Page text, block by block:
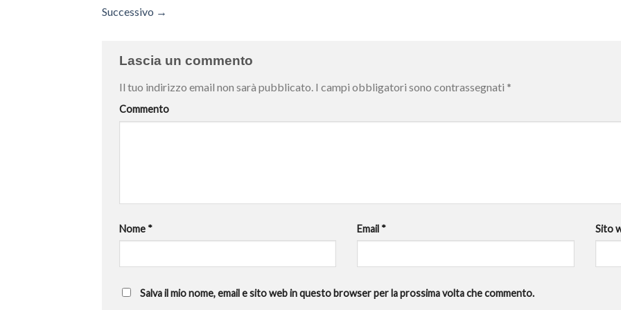
Successivo →
Lascia un commento
Il tuo indirizzo email non sarà pubblicato. I campi obbligatori sono contrassegnati *
Commento
Nome * Email * Sito
Salva il mio nome, email e sito web in questo browser per la prossima volta che commento.